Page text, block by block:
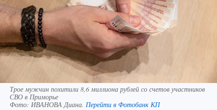
Трое мужчин похитили 8,6 миллиона рублей со счетов участников
СВО в Приморье
Фото: ИВАНОВА Диана. Перейти в Фотобанк КП